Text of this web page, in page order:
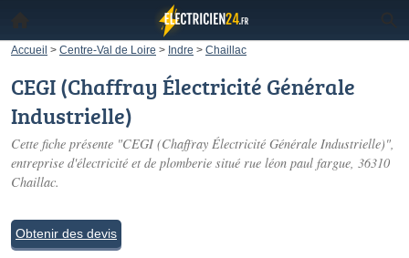
Accueil > Centre-Val de Loire > Indre > Chaillac
CEGI (Chaffray Électricité Générale
Industrielle)
Cette fiche présente "CEGI (Chaffray Électricité Générale Industrielle)",
entreprise d'électricité et de plomberie situé rue léon paul fargue, 36310
Chaillac.
Obtenir des devis